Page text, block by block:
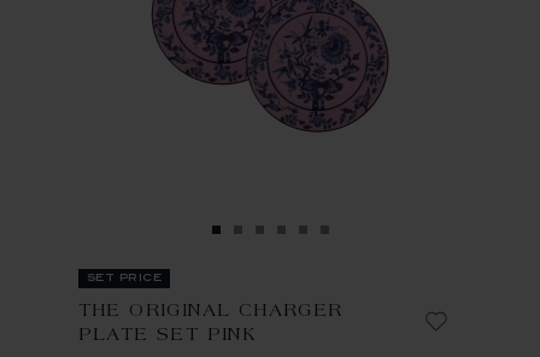
set price
THE ORIGINAL CHARGER
PLATE SET PINK